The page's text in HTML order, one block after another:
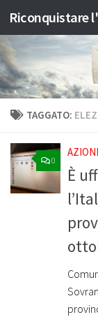
Salta al
Riconquistare
TAGGATO:
0
È